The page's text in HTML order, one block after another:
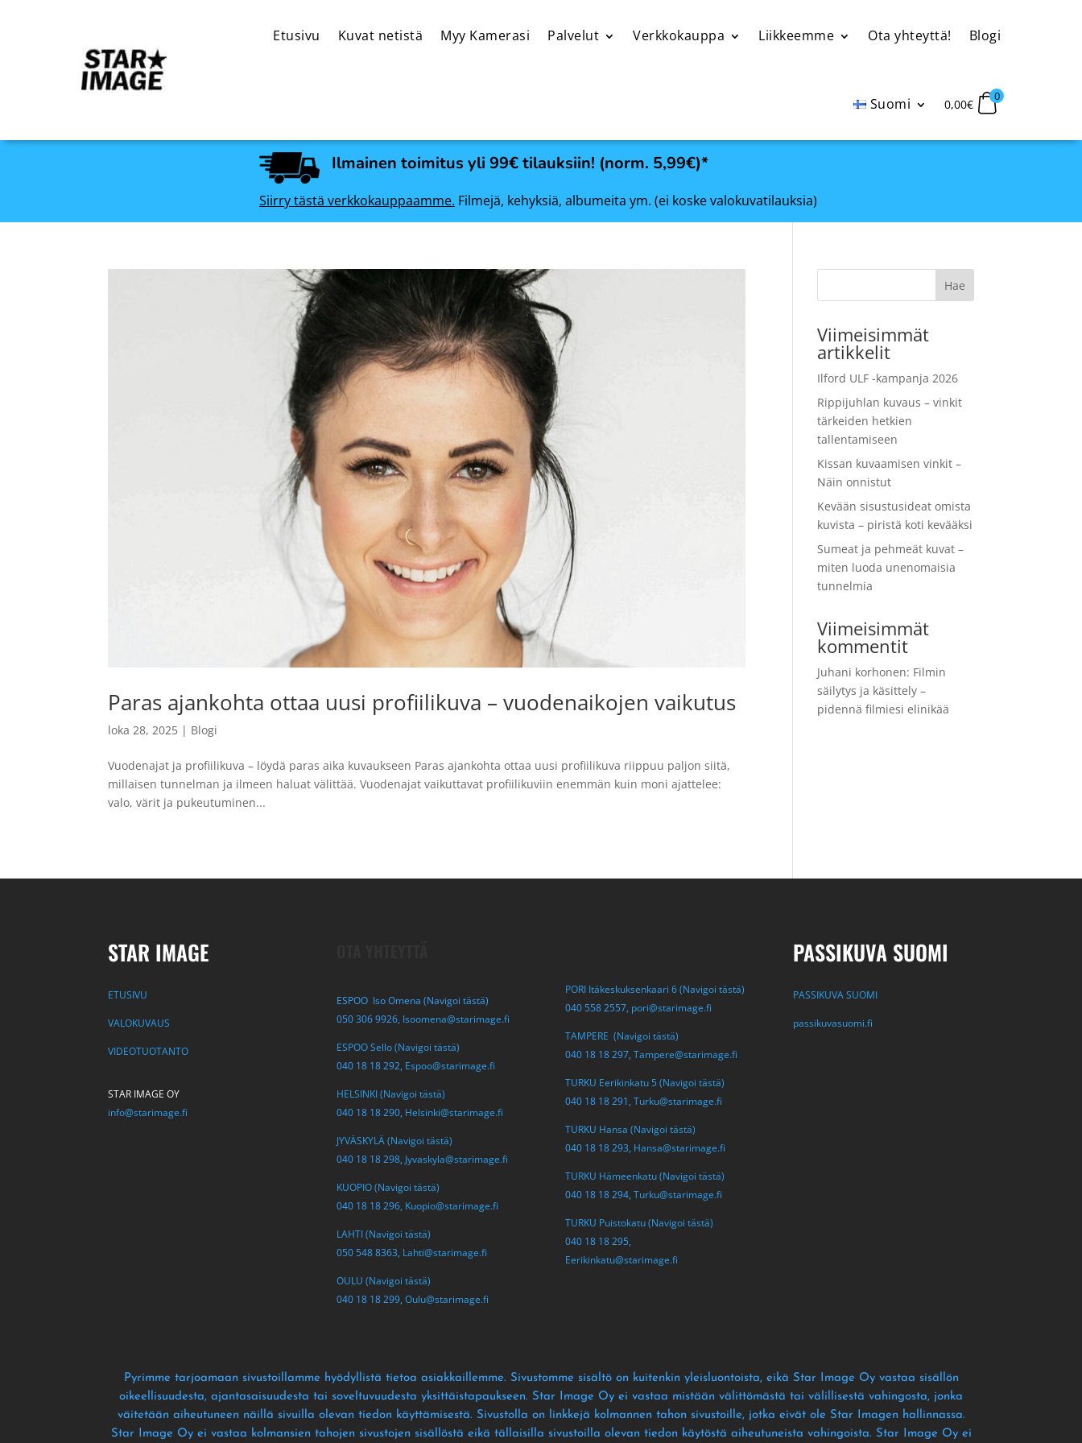
Etusivu Kuvat netistä Myy Kamerasi Palvelut Verkkokauppa Liikkeemme Ota yhteyttä! Blogi
Suomi 0,00€
0
Ilmainen toimitus yli 99€ tilauksiin! (norm. 5,99€)*
Siirry tästä verkkokauppaamme. Filmejä, kehyksiä, albumeita ym. (ei koske valokuvatilauksia)
Paras ajankohta ottaa uusi profiilikuva – vuodenaikojen vaikutus
loka 28, 2025 | Blogi
Vuodenajat ja profiilikuva – löydä paras aika kuvaukseen Paras ajankohta ottaa uusi profiilikuva riippuu paljon siitä,
millaisen tunnelman ja ilmeen haluat välittää. Vuodenajat vaikuttavat profiilikuviin enemmän kuin moni ajattelee:
valo, värit ja pukeutuminen...
Viimeisimmät
artikkelit
Ilford ULF -kampanja 2026
Rippijuhlan kuvaus – vinkit
tärkeiden hetkien
tallentamiseen
Kissan kuvaamisen vinkit –
Näin onnistut
Kevään sisustusideat omista
kuvista – piristä koti kevääksi
Sumeat ja pehmeät kuvat –
miten luoda unenomaisia
tunnelmia
Viimeisimmät
kommentit
Juhani korhonen: Filmin
säilytys ja käsittely –
pidennä filmiesi elinikää
STAR IMAGE
ETUSIVU
VALOKUVAUS
VIDEOTUOTANTO
STAR IMAGE OY
info@starimage.fi
ESPOO Iso Omena (Navigoi tästä)
050 306 9926, Isoomena@starimage.fi
ESPOO Sello (Navigoi tästä)
040 18 18 292, Espoo@starimage.fi
HELSINKI (Navigoi tästä)
040 18 18 290, Helsinki@starimage.fi
JYVÄSKYLÄ (Navigoi tästä)
040 18 18 298, Jyvaskyla@starimage.fi
KUOPIO (Navigoi tästä)
040 18 18 296, Kuopio@starimage.fi
LAHTI (Navigoi tästä)
050 548 8363, Lahti@starimage.fi
OULU (Navigoi tästä)
040 18 18 299, Oulu@starimage.fi
PORI Itäkeskuksenkaari 6 (Navigoi tästä)
040 558 2557, pori@starimage.fi
TAMPERE (Navigoi tästä)
040 18 18 297, Tampere@starimage.fi
TURKU Eerikinkatu 5 (Navigoi tästä)
040 18 18 291, Turku@starimage.fi
TURKU Hansa (Navigoi tästä)
040 18 18 293, Hansa@starimage.fi
TURKU Hämeenkatu (Navigoi tästä)
040 18 18 294, Turku@starimage.fi
TURKU Puistokatu (Navigoi tästä)
040 18 18 295,
Eerikinkatu@starimage.fi
PASSIKUVA SUOMI
PASSIKUVA SUOMI
passikuvasuomi.fi
Pyrimme tarjoamaan sivustoillamme hyödyllistä tietoa asiakkaillemme. Sivustomme sisältö on kuitenkin yleisluontoista, eikä Star Image Oy vastaa sisällön
oikeellisuudesta, ajantasaisuudesta tai soveltuvuudesta yksittäistapaukseen. Star Image Oy ei vastaa mistään välittömästä tai välillisestä vahingosta, jonka
väitetään aiheutuneen näillä sivuilla olevan tiedon käyttämisestä. Sivustolla on linkkejä kolmannen tahon sivustoille, jotka eivät ole Star Imagen hallinnassa.
Star Image Oy ei vastaa kolmansien tahojen sivustojen sisällöstä eikä tällaisilla sivustoilla olevan tiedon käytöstä aiheutuneista vahingoista. Star Image Oy ei